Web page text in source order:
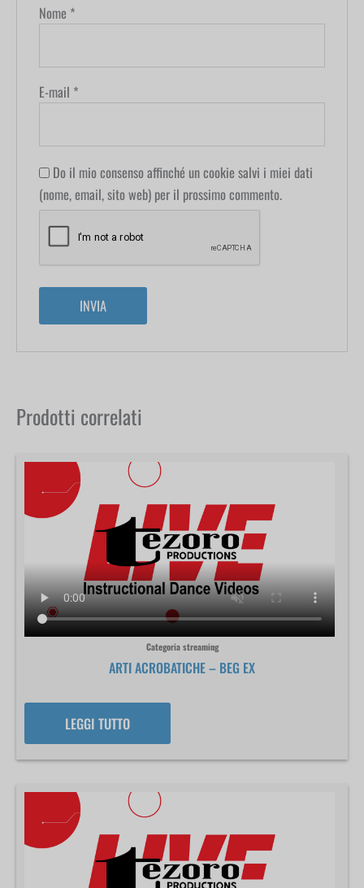
Nome *
E-mail *
Do il mio consenso affinché un cookie salvi i miei dati
(nome, email, sito web) per il prossimo commento.
Prodotti correlati
Categoria streaming
ARTI ACROBATICHE – BEG EX
LEGGI TUTTO